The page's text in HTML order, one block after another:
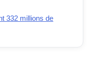
332 millions de